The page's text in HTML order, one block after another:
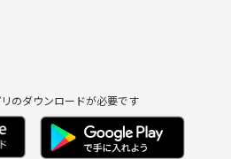
のダウンロードが必要です